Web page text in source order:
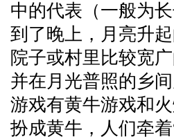
中的代表（一般为
到了晚上，月亮升
院子或村里比较宽
并在月光普照的乡
游戏有黄牛游戏和
扮成黄牛，人们牵